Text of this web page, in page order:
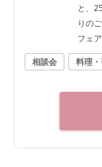
と、
りの
フェ
予算
しま
0～
駅」
相談会 料理